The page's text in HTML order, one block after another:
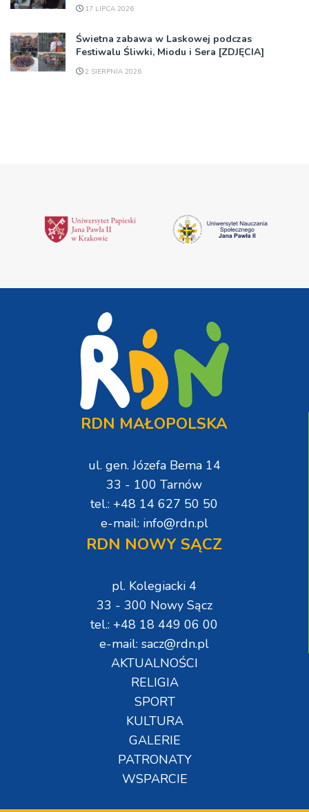
17 LIPCA 2026
Świetna zabawa w Laskowej podczas
Festiwalu Śliwki, Miodu i Sera [ZDJĘCIA]
2 SIERPNIA 2026
RDN MAŁOPOLSKA
ul. gen. Józefa Bema 14
33 - 100 Tarnów
tel.: +48 14 627 50 50
e-mail: info@rdn.pl
RDN NOWY SĄCZ
pl. Kolegiacki 4
33 - 300 Nowy Sącz
tel.: +48 18 449 06 00
e-mail: sacz@rdn.pl
AKTUALNOŚCI
RELIGIA
SPORT
KULTURA
GALERIE
PATRONATY
WSPARCIE